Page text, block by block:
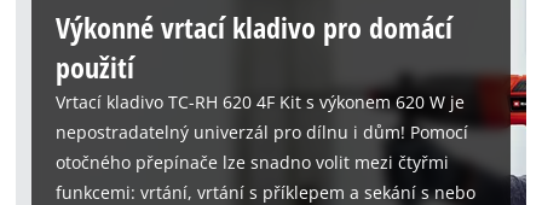
Výkonné vrtací kladivo pro domácí
použití
Vrtací kladivo TC-RH 620 4F Kit s výkonem 620 W je
nepostradatelný univerzál pro dílnu i dům! Pomocí
otočného přepínače lze snadno volit mezi čtyřmi
funkcemi: vrtání, vrtání s příklepem a sekání s nebo